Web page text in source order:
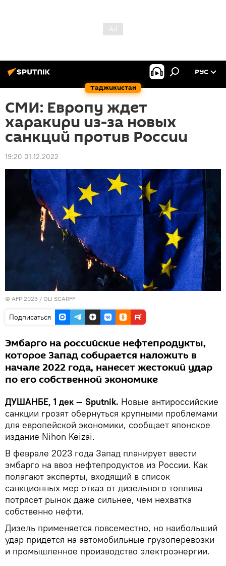
Таджикистан
РУС
СМИ: Европу ждет
харакири из-за новых
санкций против России
19:20 01.12.2022
© AFP 2023 / OLI SCARFF
Подписаться
Эмбарго на российские нефтепродукты,
которое Запад собирается наложить в
начале 2022 года, нанесет жестокий удар
по его собственной экономике
ДУШАНБЕ, 1 дек — Sputnik. Новые антироссийские
санкции грозят обернуться крупными проблемами
для европейской экономики, сообщает японское
издание Nihon Keizai.
В феврале 2023 года Запад планирует ввести
эмбарго на ввоз нефтепродуктов из России. Как
полагают эксперты, входящий в список
санкционных мер отказ от дизельного топлива
потрясет рынок даже сильнее, чем нехватка
собственно нефти.
Дизель применяется повсеместно, но наибольший
удар придется на автомобильные грузоперевозки
и промышленное производство электроэнергии.